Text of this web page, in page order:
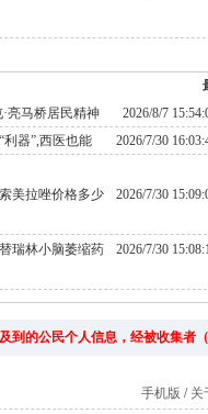
2026/8/7
亮马桥居民精神
2026/7/30
利器”,西医也能
2026/7/30
美拉唑价格多少
2026/7/30
瑞林小脑萎缩药
到的公民个人信息，经被收集者
手机版 / 关